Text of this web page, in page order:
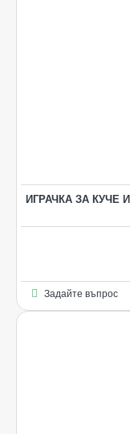
ИГРАЧКА ЗА КУЧЕ
Задайте въпрос